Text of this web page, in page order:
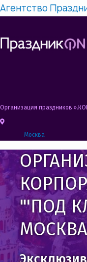
Агентство
Организация праздников »
Москва
"'ПОД